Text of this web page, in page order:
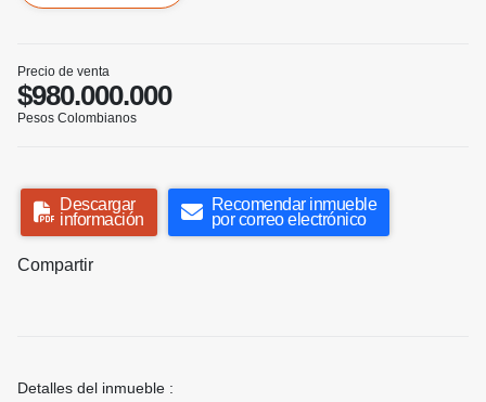
Precio de venta
$980.000.000
Pesos Colombianos
Descargar
información
Recomendar inmueble
por correo electrónico
Compartir
Detalles del inmueble :